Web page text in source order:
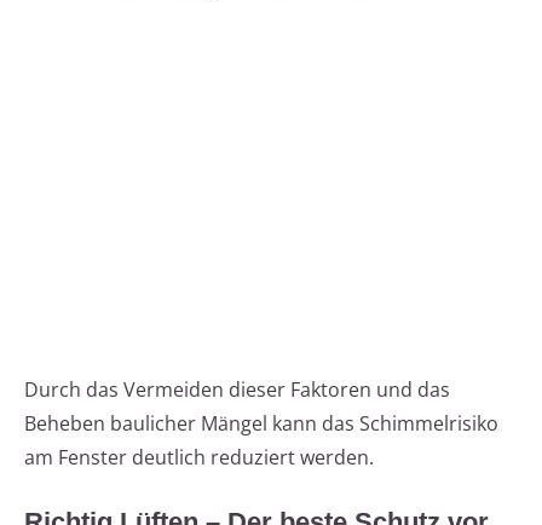
Durch das Vermeiden dieser Faktoren und das
Beheben baulicher Mängel kann das Schimmelrisiko
am Fenster deutlich reduziert werden.